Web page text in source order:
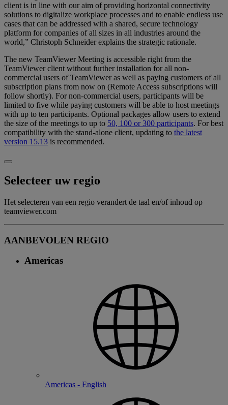
client is in line with our aim of providing horizontal connectivity
solutions to digitalize workplace processes and to enable endless use
cases that can be addressed with a shared, secure technology
platform for companies of all sizes in all industries around the
world,” Christoph Schneider explains the strategic rationale.
The new TeamViewer Meeting is accessible right from the
TeamViewer client without further installation for all non-
commercial users of TeamViewer as well as paying customers of all
subscription plans from now on (Remote Access subscriptions will
follow shortly). For non-commercial users, participants will be
limited to five while paying customers will be able to host meetings
with up to ten participants. Optional packages allow users to extend
the size of the meetings to up to 50, 100 or 300 participants. For best
compatibility with the stand-alone client, updating to the latest
version 15.13 is recommended.
Selecteer uw regio
Het selecteren van een regio verandert de taal en/of inhoud op
teamviewer.com
AANBEVOLEN REGIO
Americas
Americas - English